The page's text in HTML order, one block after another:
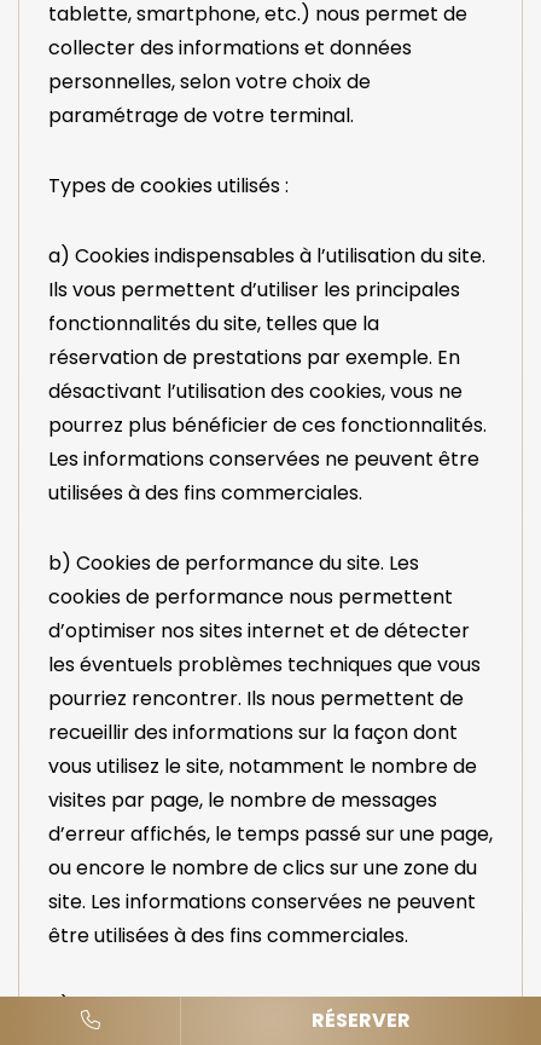
RÉSERVER
tablette, smartphone, etc.) nous permet de
collecter des informations et données
personnelles, selon votre choix de
paramétrage de votre terminal.
Types de cookies utilisés :
a) Cookies indispensables à l’utilisation du site.
Ils vous permettent d’utiliser les principales
fonctionnalités du site, telles que la
réservation de prestations par exemple. En
désactivant l’utilisation des cookies, vous ne
pourrez plus bénéficier de ces fonctionnalités.
Les informations conservées ne peuvent être
utilisées à des fins commerciales.
b) Cookies de performance du site. Les
cookies de performance nous permettent
d’optimiser nos sites internet et de détecter
les éventuels problèmes techniques que vous
pourriez rencontrer. Ils nous permettent de
recueillir des informations sur la façon dont
vous utilisez le site, notamment le nombre de
visites par page, le nombre de messages
d’erreur affichés, le temps passé sur une page,
ou encore le nombre de clics sur une zone du
site. Les informations conservées ne peuvent
être utilisées à des fins commerciales.
c) Cookies de fonctionnalités. Ces cookies